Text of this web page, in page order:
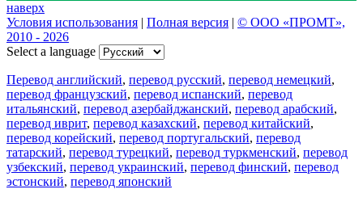
наверх
Условия использования | Полная версия | © ООО «ПРОМТ»,
2010 - 2026
Select a language
Перевод английский, перевод русский, перевод немецкий,
перевод французский, перевод испанский, перевод
итальянский, перевод азербайджанский, перевод арабский,
перевод иврит, перевод казахский, перевод китайский,
перевод корейский, перевод португальский, перевод
татарский, перевод турецкий, перевод туркменский, перевод
узбекский, перевод украинский, перевод финский, перевод
эстонский, перевод японский